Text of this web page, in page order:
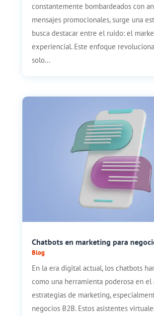
constantemente bombardeados con
mensajes promocionales, surge una
busca destacar entre el ruido: el
experiencial. Este enfoque
solo...
Chatbots en marketing para
Blog
En la era digital actual, los chatbots
como una herramienta poderosa en el
estrategias de marketing,
negocios B2B. Estos asistentes